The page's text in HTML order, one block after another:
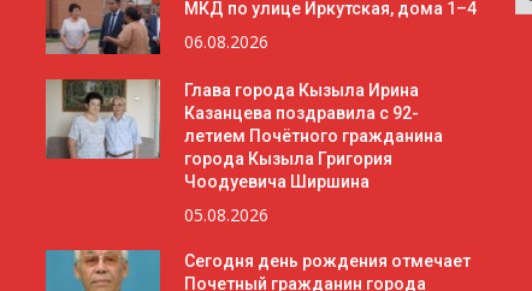
МКД по улице Иркутская, дома 1–4
06.08.2026
Глава города Кызыла Ирина
Казанцева поздравила с 92-
летием Почётного гражданина
города Кызыла Григория
Чоодуевича Ширшина
05.08.2026
Сегодня день рождения отмечает
Почетный гражданин города